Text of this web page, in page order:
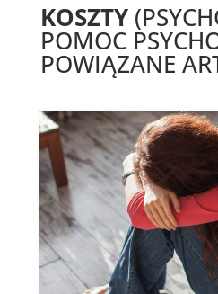
KOSZTY
POMOC
POWIĄZANE